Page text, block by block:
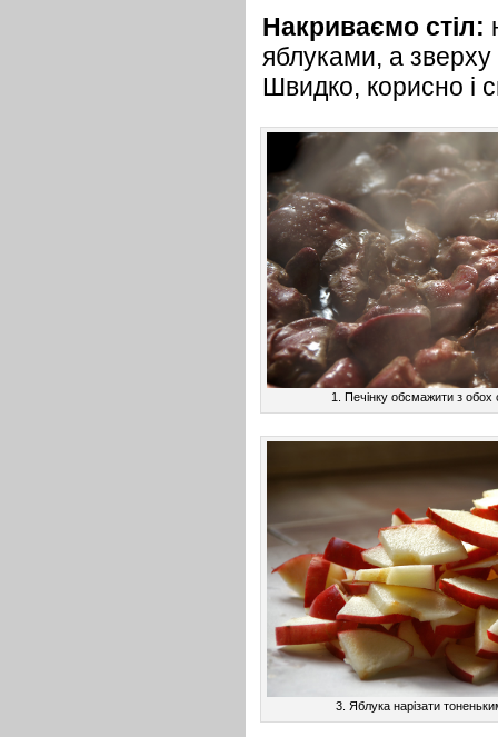
Накриваємо стіл:
яблуками, а
Швидко, корисно і
1. Печінку обсмажити з обох
3. Яблука нарізати